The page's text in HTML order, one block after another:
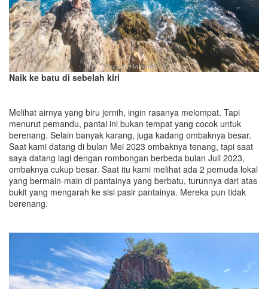
Naik ke batu di sebelah kiri
Melihat airnya yang biru jernih, ingin rasanya melompat. Tapi
menurut pemandu, pantai ini bukan tempat yang cocok untuk
berenang. Selain banyak karang, juga kadang ombaknya besar.
Saat kami datang di bulan Mei 2023 ombaknya tenang, tapi saat
saya datang lagi dengan rombongan berbeda bulan Juli 2023,
ombaknya cukup besar. Saat itu kami melihat ada 2 pemuda lokal
yang bermain-main di pantainya yang berbatu, turunnya dari atas
bukit yang mengarah ke sisi pasir pantainya. Mereka pun tidak
berenang.